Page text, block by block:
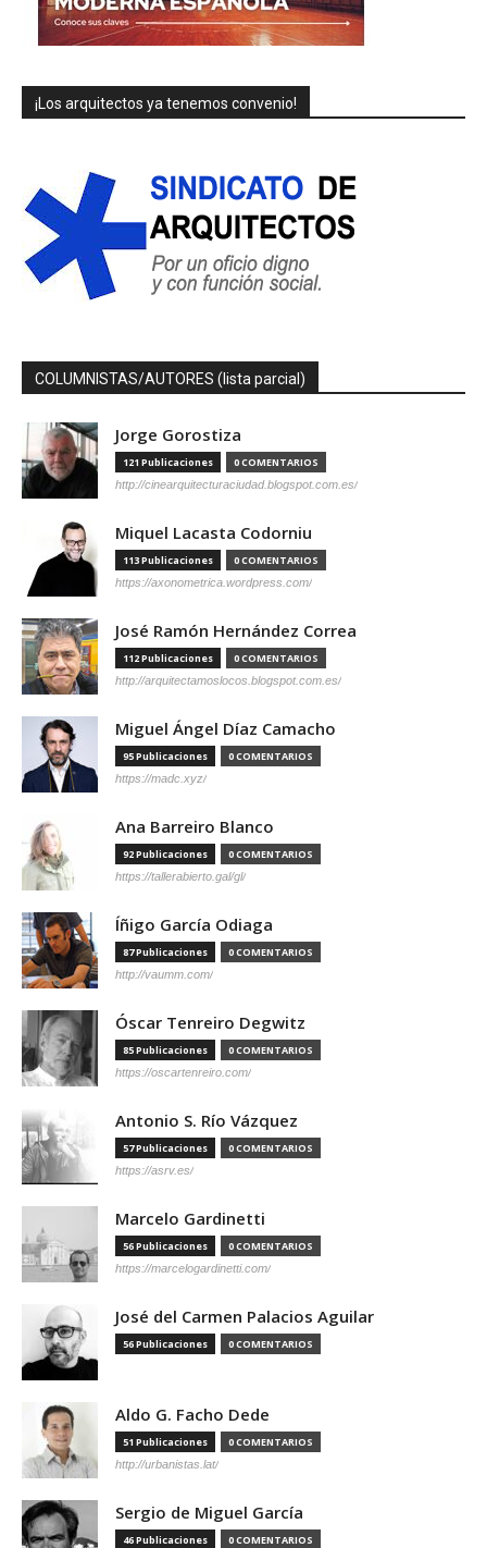
¡Los arquitectos ya tenemos convenio!
COLUMNISTAS/AUTORES (lista parcial)
Jorge Gorostiza
121 Publicaciones 0 COMENTARIOS
http://cinearquitecturaciudad.blogspot.com.es/
Miquel Lacasta Codorniu
113 Publicaciones 0 COMENTARIOS
https://axonometrica.wordpress.com/
José Ramón Hernández Correa
112 Publicaciones 0 COMENTARIOS
http://arquitectamoslocos.blogspot.com.es/
Miguel Ángel Díaz Camacho
95 Publicaciones 0 COMENTARIOS
https://madc.xyz/
Ana Barreiro Blanco
92 Publicaciones 0 COMENTARIOS
https://tallerabierto.gal/gl/
Íñigo García Odiaga
87 Publicaciones 0 COMENTARIOS
http://vaumm.com/
Óscar Tenreiro Degwitz
85 Publicaciones 0 COMENTARIOS
https://oscartenreiro.com/
Antonio S. Río Vázquez
57 Publicaciones 0 COMENTARIOS
https://asrv.es/
Marcelo Gardinetti
56 Publicaciones 0 COMENTARIOS
https://marcelogardinetti.com/
José del Carmen Palacios Aguilar
56 Publicaciones 0 COMENTARIOS
Aldo G. Facho Dede
51 Publicaciones 0 COMENTARIOS
http://urbanistas.lat/
Sergio de Miguel García
46 Publicaciones 0 COMENTARIOS